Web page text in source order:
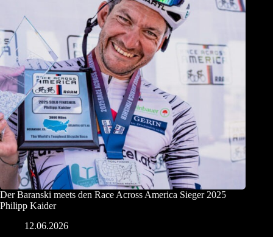
Der Baranski meets den Race Across America Sieger 2025
Philipp Kaider
12.06.2026